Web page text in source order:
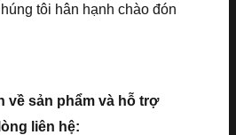
tôi hân hạnh chào đón
về sản phẩm và hỗ trợ
liên hệ: